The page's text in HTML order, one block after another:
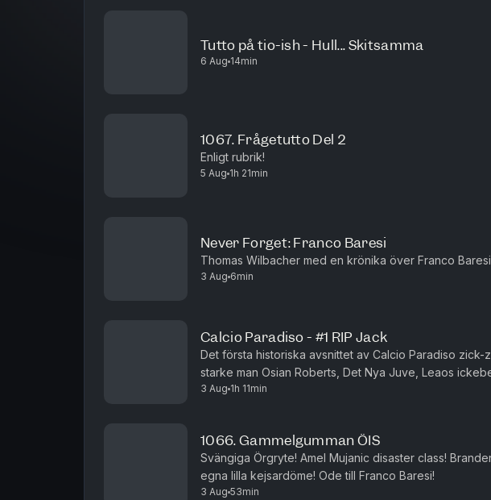
Tutto på tio-ish - Hull... Skitsamma
6 Aug 14min
1067. Frågetutto Del 2
Enligt rubrik!
5 Aug 1h 21min
Never Forget: Franco Baresi
Thomas Wilbacher med en krönika över Franco
3 Aug 6min
Calcio Paradiso - #1 RIP Jack
Det första historiska avsnittet av Calcio Paradiso zick-
starke man Osian Roberts, Det Nya Juve, Leaos
dragningskraft, Gasperinis påtryckningar och Gauccis
3 Aug 1h 11min
1066. Gammelgumman ÖIS
Svängiga Örgryte! Amel Mujanic disaster class!
egna lilla kejsardöme! Ode till Franco Baresi!
3 Aug 53min